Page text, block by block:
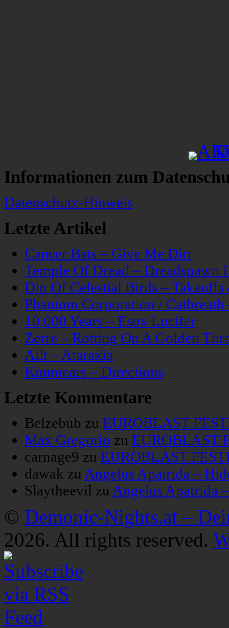
Informationen zum
Datenschutz-Hinweis
Letzte Artikel
Cancer Bats – Give Me Dirt
Temple Of Dread – Dreadspawn
Din Of Celestial Birds –
Phantom Corporation /
10,000 Years – Esox Lucifer
Zerre – Rotting On A Golden
Allt – Ataraxia
Knumears – Directions
Letzte Kommentare
Belzebub zu EUROBLAST
Max Gregorio zu EUROBLAST
carnage9 zu EUROBLAST
dawak zu Angelus Apatrida –
Slaytheevil zu Angelus Apatrida
© Demonic-Nights.at –
2026. All rights reserved.